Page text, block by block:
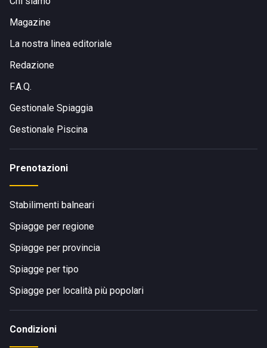
Magazine
La nostra linea editoriale
Redazione
F.A.Q.
Gestionale Spiaggia
Gestionale Piscina
Prenotazioni
Stabilimenti balneari
Spiagge per regione
Spiagge per provincia
Spiagge per tipo
Spiagge per località più popolari
Condizioni